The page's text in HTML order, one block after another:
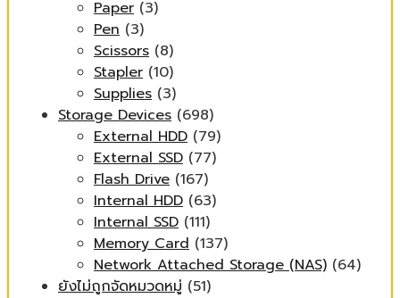
Paper (3)
Pen (3)
Scissors (8)
Stapler (10)
Supplies (3)
Storage Devices (698)
External HDD (79)
External SSD (77)
Flash Drive (167)
Internal HDD (63)
Internal SSD (111)
Memory Card (137)
Network Attached Storage (NAS) (64)
ยังไม่ถูกจัดหมวดหมู่ (51)